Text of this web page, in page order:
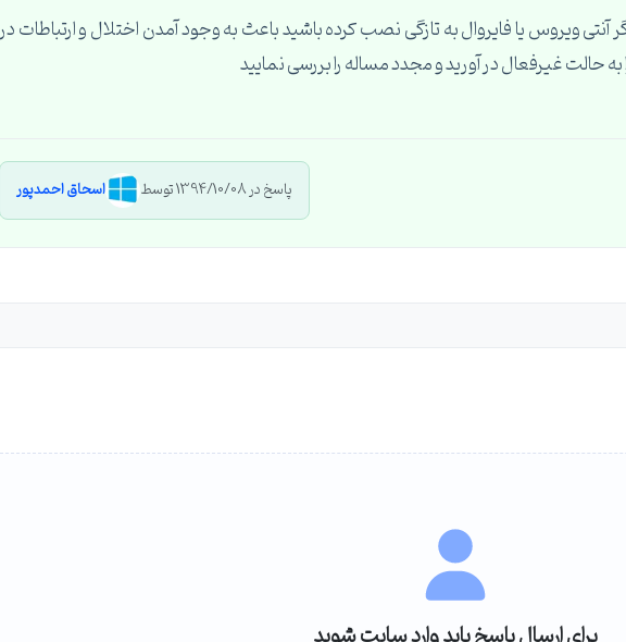
آنتی ویروس یا فایروال به تازگی نصب کرده باشید باعث به وجود آمدن اختلال و ارتباطات در
حالت غیرفعال در آورید و مجدد مساله را بررسی نمایید
پاسخ در 1394/10/08 توسط اسحاق احمدپور